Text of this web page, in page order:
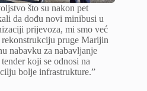
što su nakon pet
da dođu novi minibusi u
prijevoza, mi smo već
rekonstrukciju pruge Marijin
nabavku za nabavljanje
koji se odnosi na
bolje infrastrukture.”